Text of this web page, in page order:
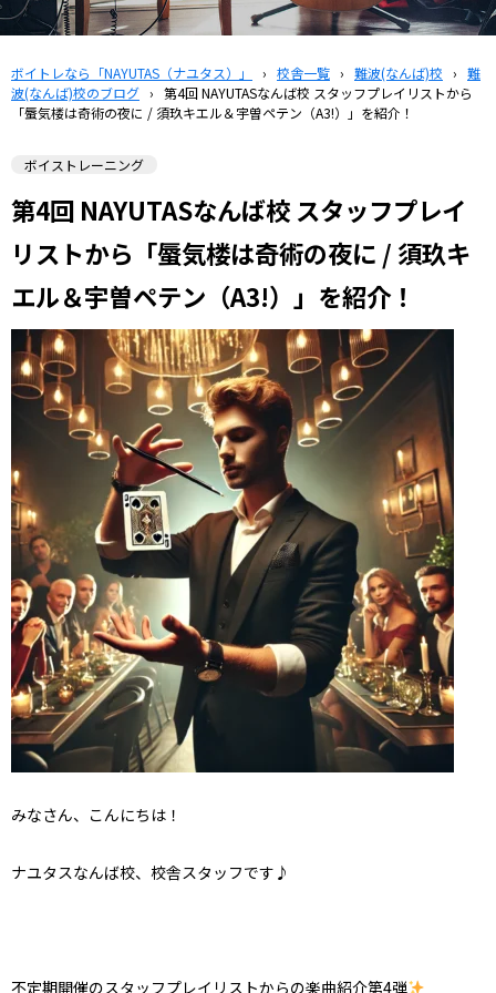
ボイトレなら「NAYUTAS（ナユタス）」 › 校舎一覧 › 難波(なんば)校 › 難
波(なんば)校のブログ › 第4回 NAYUTASなんば校 スタッフプレイリストから
「蜃気楼は奇術の夜に / 須玖キエル＆宇曽ペテン（A3!）」を紹介！
ボイストレーニング
第4回 NAYUTASなんば校 スタッフプレイ
リストから「蜃気楼は奇術の夜に / 須玖キ
エル＆宇曽ペテン（A3!）」を紹介！
みなさん、こんにちは！
ナユタスなんば校、校舎スタッフです♪
不定期開催のスタッフプレイリストからの楽曲紹介第4弾